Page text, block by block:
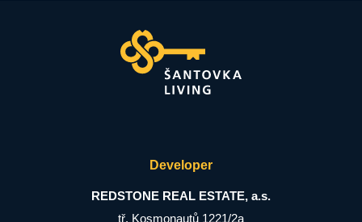
Developer
REDSTONE REAL ESTATE, a.s.
tř. Kosmonautů 1221/2a